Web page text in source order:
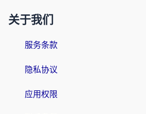
关于我们
服务条款
隐私协议
应用权限